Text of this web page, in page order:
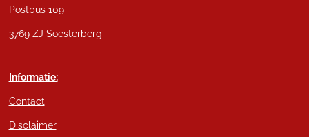
Postbus 109
3769 ZJ Soesterberg
Informatie:
Contact
Disclaimer